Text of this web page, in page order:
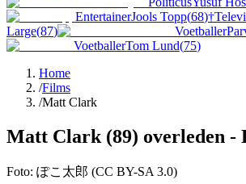
EntertainerJools Topp(68)†
Large(87) Voetballer
VoetballerTom Lund(75)
Home
/Films
/Matt Clark
Matt Clark (89) overleden -
Foto: ぽこ太郎 (CC BY-SA 3.0)